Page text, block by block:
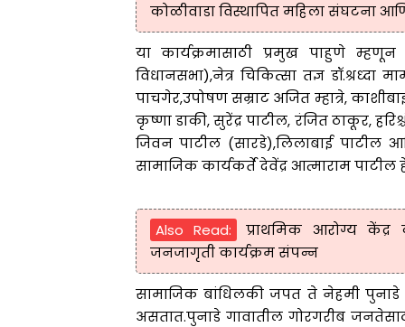
कोळीवाडा विस्थापित महिला संघटना
या कार्यक्रमासाठी प्रमुख पाहुणे
विधानसभा),नेत्र चिकित्सा तज्ञ डॉ.श्रध्दा
पाचगेर,उपोषण सम्राट अजित म्हात्रे,
कृष्णा डाकी, सुरेंद्र पाटील, रंजित ठाकूर,
जिवन पाटील (सारडे),लिलाबाई पाटील
सामाजिक कार्यकर्ते देवेंद्र आत्माराम पाटील
Also Read:
प्राथमिक आरोग्य केंद्र
जनजागृती कार्यक्रम संपन्न
सामाजिक बांधिलकी जपत ते नेहमी पुनाडे
असतात.पुनाडे गावातील गोरगरीब